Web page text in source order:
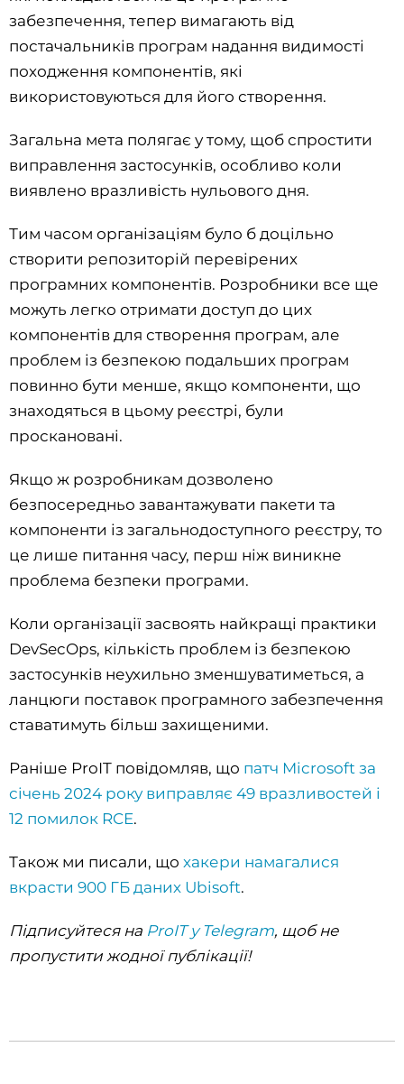
забезпечення, тепер вимагають від
постачальників програм надання видимості
походження компонентів, які
використовуються для його створення.
Загальна мета полягає у тому, щоб спростити
виправлення застосунків, особливо коли
виявлено вразливість нульового дня.
Тим часом організаціям було б доцільно
створити репозиторій перевірених
програмних компонентів. Розробники все ще
можуть легко отримати доступ до цих
компонентів для створення програм, але
проблем із безпекою подальших програм
повинно бути менше, якщо компоненти, що
знаходяться в цьому реєстрі, були
проскановані.
Якщо ж розробникам дозволено
безпосередньо завантажувати пакети та
компоненти із загальнодоступного реєстру, то
це лише питання часу, перш ніж виникне
проблема безпеки програми.
Коли організації засвоять найкращі практики
DevSecOps, кількість проблем із безпекою
застосунків неухильно зменшуватиметься, а
ланцюги поставок програмного забезпечення
ставатимуть більш захищеними.
Раніше ProIT повідомляв, що патч Microsoft за
січень 2024 року виправляє 49 вразливостей і
12 помилок RCE.
Також ми писали, що хакери намагалися
вкрасти 900 ГБ даних Ubisoft.
Підписуйтеся на ProIT у Telegram, щоб не
пропустити жодної публікації!